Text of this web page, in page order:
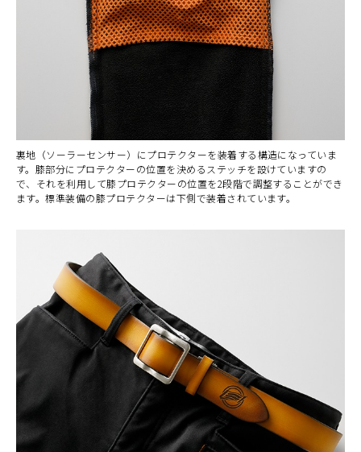
裏地（ソーラーセンサー）にプロテクターを装着する構造になっていま
す。膝部分にプロテクターの位置を決めるステッチを設けていますの
で、それを利用して膝プロテクターの位置を2段階で調整することができ
ます。標準装備の膝プロテクターは下側で装着されています。